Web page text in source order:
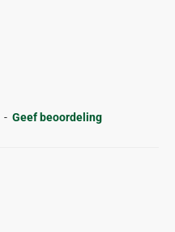
- Geef beoordeling